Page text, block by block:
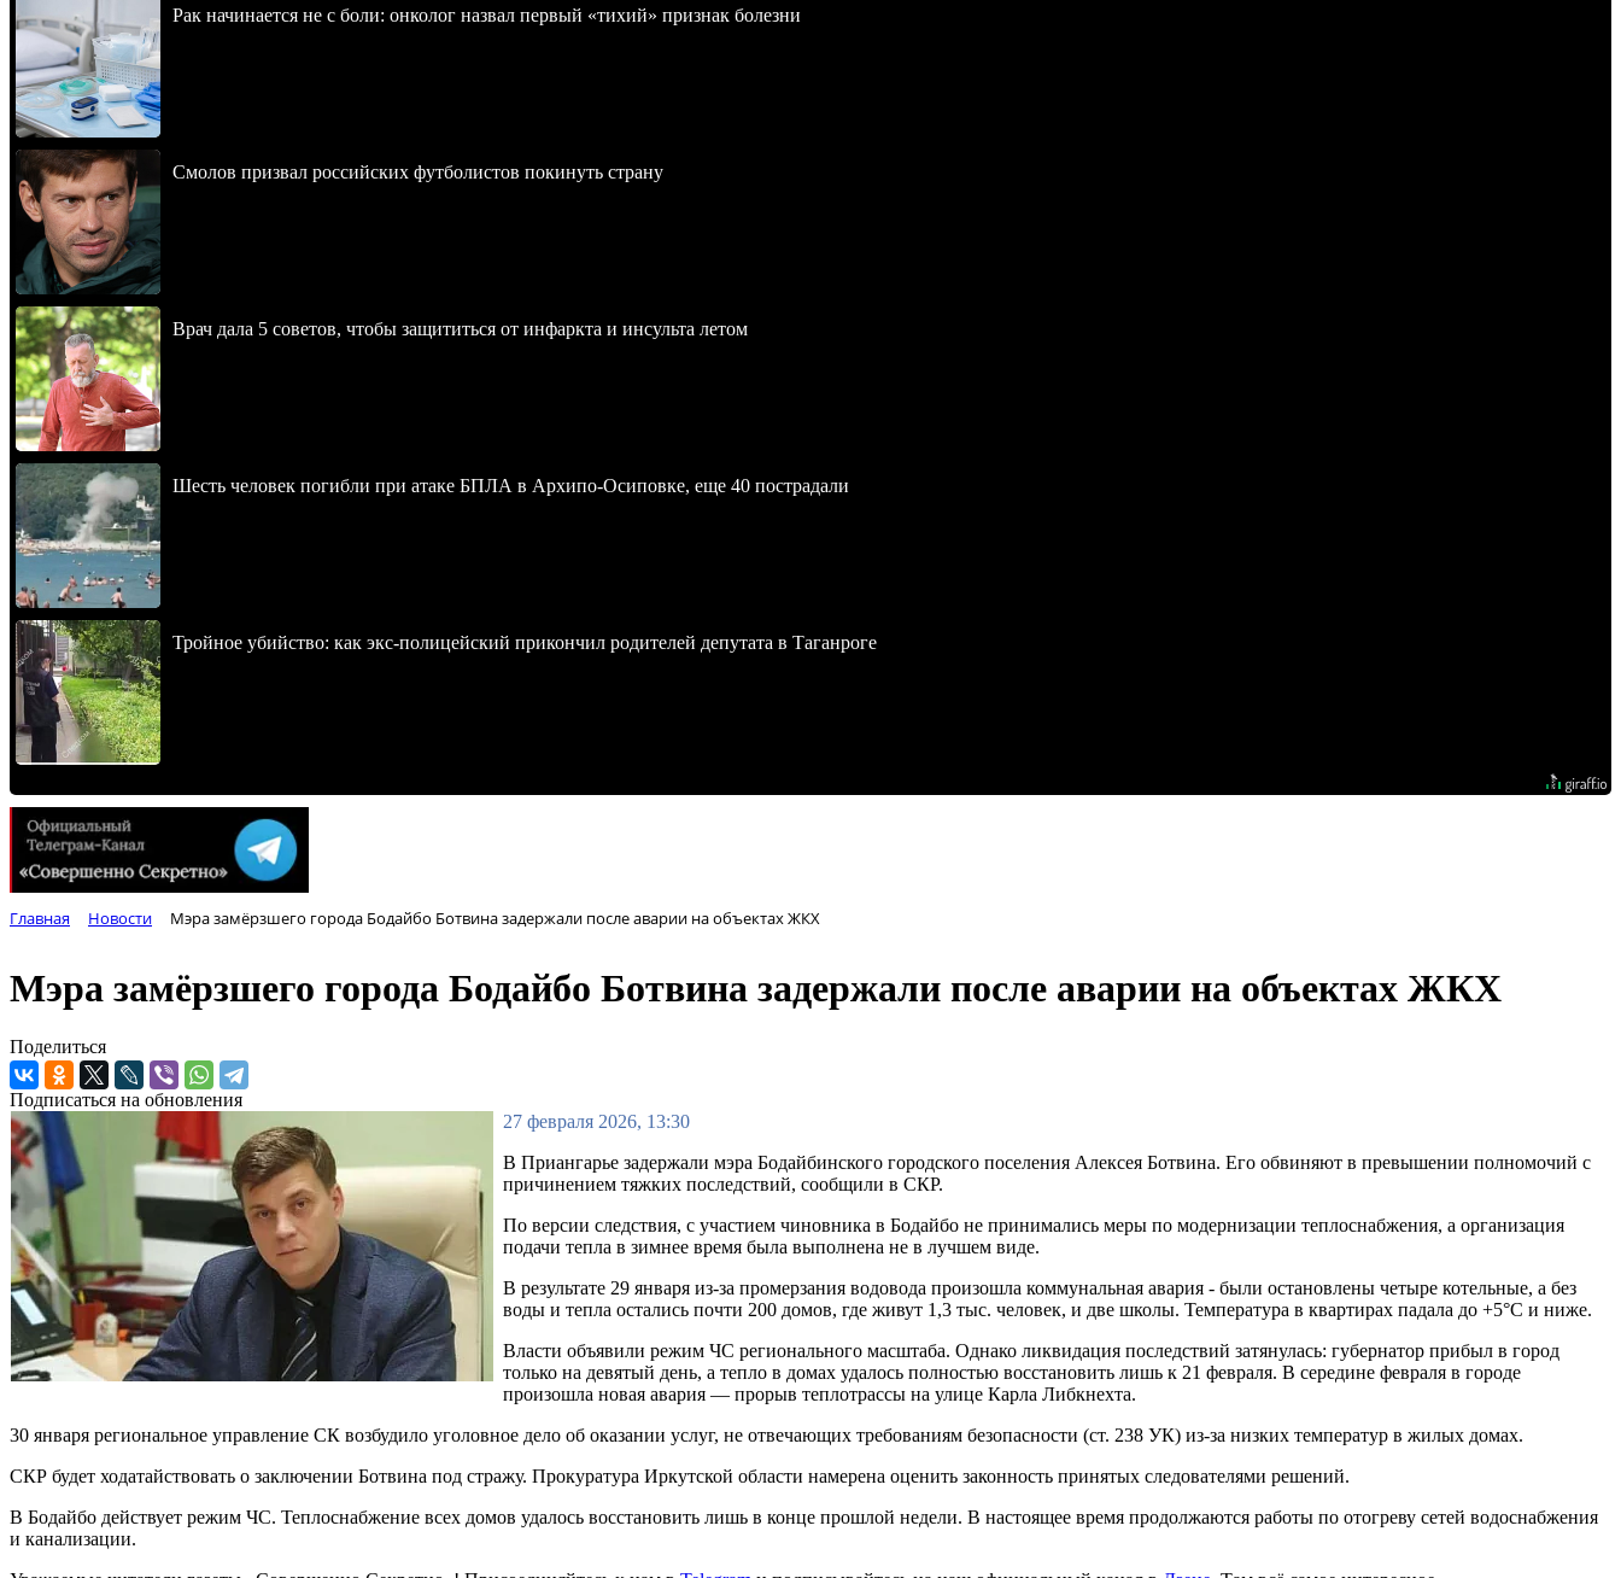
Рак начинается не с боли: онколог назвал первый «тихий» признак болезни
Смолов призвал российских футболистов покинуть страну
Врач дала 5 советов, чтобы защититься от инфаркта и инсульта летом
Шесть человек погибли при атаке БПЛА в Архипо-Осиповке, еще 40 пострадали
Тройное убийство: как экс-полицейский прикончил родителей депутата в Таганроге
Главная Новости Мэра замёрзшего города Бодайбо Ботвина задержали после аварии на объектах ЖКХ
Мэра замёрзшего города Бодайбо Ботвина задержали после аварии на объектах ЖКХ
Поделиться
Подписаться на обновления
27 февраля 2026, 13:30
В Приангарье задержали мэра Бодайбинского городского поселения Алексея Ботвина. Его обвиняют в превышении полномочий с
причинением тяжких последствий, сообщили в СКР.
По версии следствия, с участием чиновника в Бодайбо не принимались меры по модернизации теплоснабжения, а организация
подачи тепла в зимнее время была выполнена не в лучшем виде.
В результате 29 января из-за промерзания водовода произошла коммунальная авария - были остановлены четыре котельные, а без
воды и тепла остались почти 200 домов, где живут 1,3 тыс. человек, и две школы. Температура в квартирах падала до +5°C и ниже.
Власти объявили режим ЧС регионального масштаба. Однако ликвидация последствий затянулась: губернатор прибыл в город
только на девятый день, а тепло в домах удалось полностью восстановить лишь к 21 февраля. В середине февраля в городе
произошла новая авария — прорыв теплотрассы на улице Карла Либкнехта.
30 января региональное управление СК возбудило уголовное дело об оказании услуг, не отвечающих требованиям безопасности (ст. 238 УК) из-за низких температур в жилых домах.
СКР будет ходатайствовать о заключении Ботвина под стражу. Прокуратура Иркутской области намерена оценить законность принятых следователями решений.
В Бодайбо действует режим ЧС. Теплоснабжение всех домов удалось восстановить лишь в конце прошлой недели. В настоящее время продолжаются работы по отогреву сетей водоснабжения
и канализации.